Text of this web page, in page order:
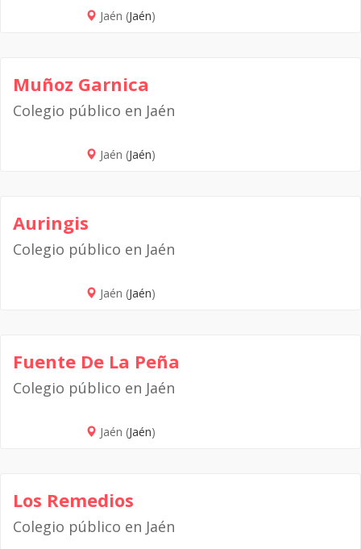
Jaén (Jaén)
Muñoz Garnica
Colegio público en Jaén
Jaén (Jaén)
Auringis
Colegio público en Jaén
Jaén (Jaén)
Fuente De La Peña
Colegio público en Jaén
Jaén (Jaén)
Los Remedios
Colegio público en Jaén